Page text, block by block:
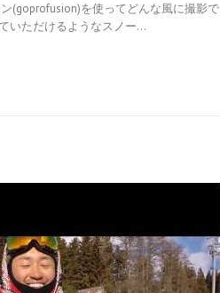
(goprofusion)を使ってどんな風に撮影で
いただけるようなスノー…